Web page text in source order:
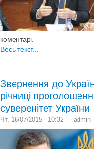
коментарі.
Весь текст...
Звернення до
річниці
суверенітет України
Чт, 16/07/2015 - 10:32 — admin